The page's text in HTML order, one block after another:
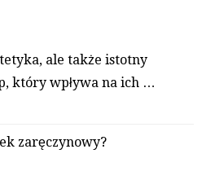
ale także istotny
który wpływa na ich …